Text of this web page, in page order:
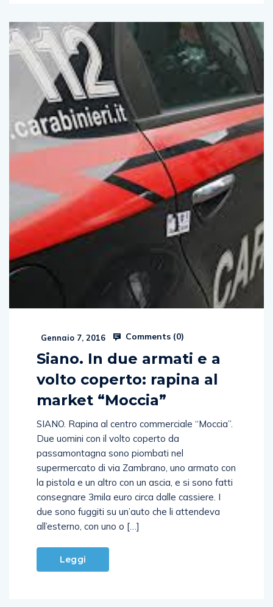
Gennaio 7, 2016 Comments (0)
Siano. In due armati e a
volto coperto: rapina al
market “Moccia”
SIANO. Rapina al centro commerciale “Moccia”.
Due uomini con il volto coperto da
passamontagna sono piombati nel
supermercato di via Zambrano, uno armato con
la pistola e un altro con un ascia, e si sono fatti
consegnare 3mila euro circa dalle cassiere. I
due sono fuggiti su un’auto che li attendeva
all’esterno, con uno o […]
Leggi